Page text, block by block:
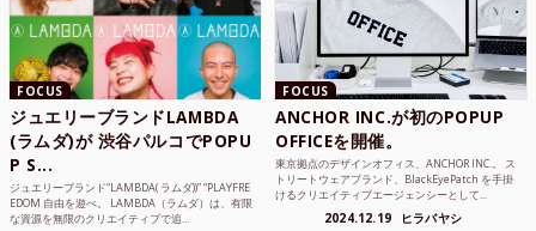
FOCUS
ジュエリーブランドLAMBDA
(ラムダ)が 渋谷パルコでPOPU
P S...
ジュエリーブランド“LAMBDA( ラムダ))” “PLAYFRE
EDOM 自由を遊べ。 LAMBDA（ラムダ）は、有限
な資源を無限のクリエイティブで追...
FOCUS
ANCHOR INC.が初のPOPUP
OFFICEを開催。
東京拠点のデザインオフィス、ANCHOR INC.。 ス
トリートウェアブランド、BlackEyePatch を手掛
けるクリエイティブエージェンシーとして...
2024.12.19 ヒラバヤシ